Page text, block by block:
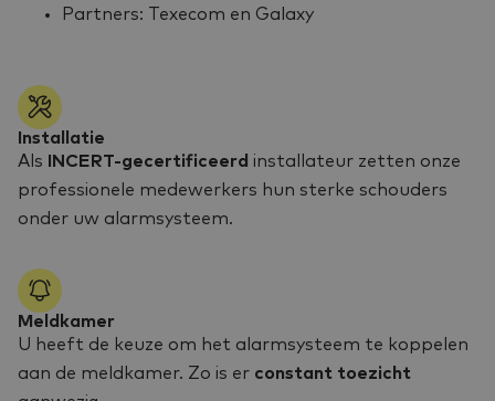
Partners: Texecom en Galaxy
Installatie
Als
INCERT-gecertificeerd installateur zetten onze
professionele medewerkers hun sterke schouders
onder uw alarmsysteem.
Meldkamer
U heeft de keuze om het alarmsysteem te koppelen
aan de meldkamer. Zo is er constant toezicht